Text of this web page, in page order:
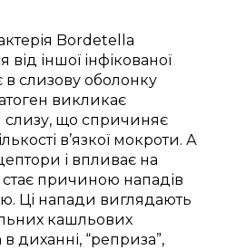
Bordetella
іншої інфікованої
слизову оболонку
викликає
слизу, що спричиняє
в’язкої мокроти. А
і впливає на
причиною нападів
Ці напади виглядають
кашльових
в диханні, “реприза”,